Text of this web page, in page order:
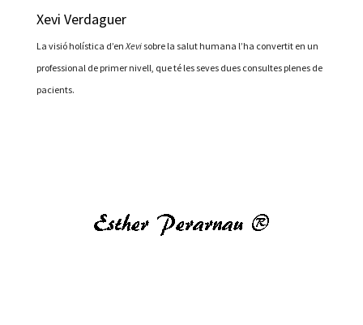
Xevi Verdaguer
La visió holística d’en Xevisobre la salut humana l’ha convertit en un
professional de primer nivell, que té les seves dues consultes plenes de
pacients.